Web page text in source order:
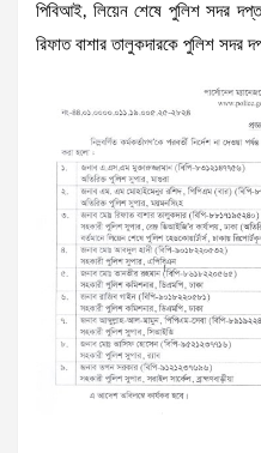
পিবিআই, লিয়েন শেষে পুলিশ সদর
রিফাত বাশার তালুকদারকে পুলিশ সদর